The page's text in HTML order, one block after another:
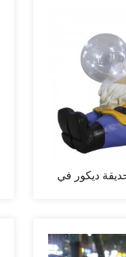
ديكور في